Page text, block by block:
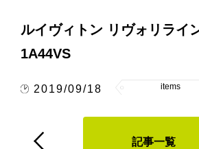
ルイヴィトン リヴォリライ
1A44VS
2019/09/18 items
記事一覧